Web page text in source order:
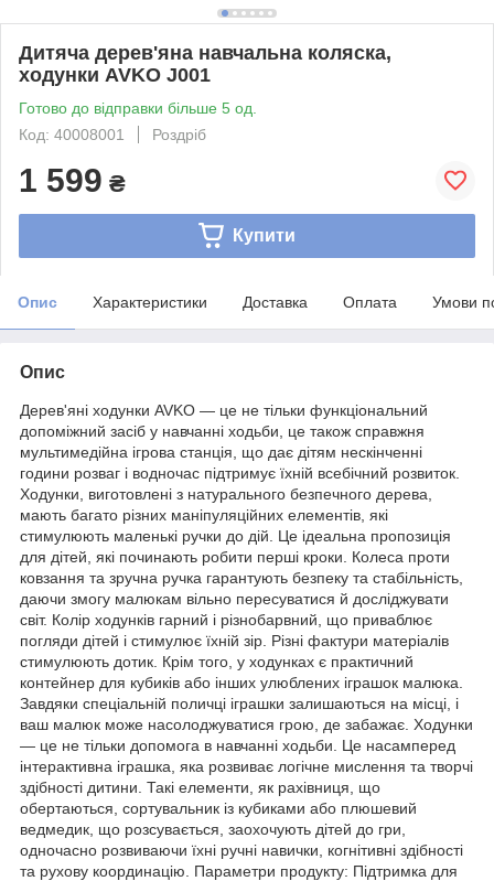
Дитяча дерев'яна навчальна коляска,
ходунки AVKO J001
Готово до відправки більше 5 од.
Код: 40008001
Роздріб
1 599 ₴
Купити
Опис Характеристики Доставка Оплата Умови
Опис
Дерев'яні ходунки AVKO — це не тільки функціональний
допоміжний засіб у навчанні ходьби, це також справжня
мультимедійна ігрова станція, що дає дітям нескінченні
години розваг і водночас підтримує їхній всебічний розвиток.
Ходунки, виготовлені з натурального безпечного дерева,
мають багато різних маніпуляційних елементів, які
стимулюють маленькі ручки до дій. Це ідеальна пропозиція
для дітей, які починають робити перші кроки. Колеса проти
ковзання та зручна ручка гарантують безпеку та стабільність,
даючи змогу малюкам вільно пересуватися й досліджувати
світ. Колір ходунків гарний і різнобарвний, що приваблює
погляди дітей і стимулює їхній зір. Різні фактури матеріалів
стимулюють дотик. Крім того, у ходунках є практичний
контейнер для кубиків або інших улюблених іграшок малюка.
Завдяки спеціальній поличці іграшки залишаються на місці, і
ваш малюк може насолоджуватися грою, де забажає. Ходунки
— це не тільки допомога в навчанні ходьби. Це насамперед
інтерактивна іграшка, яка розвиває логічне мислення та творчі
здібності дитини. Такі елементи, як рахівниця, що
обертаються, сортувальник із кубиками або плюшевий
ведмедик, що розсувається, заохочують дітей до гри,
одночасно розвиваючи їхні ручні навички, когнітивні здібності
та рухову координацію. Параметри продукту: Підтримка для